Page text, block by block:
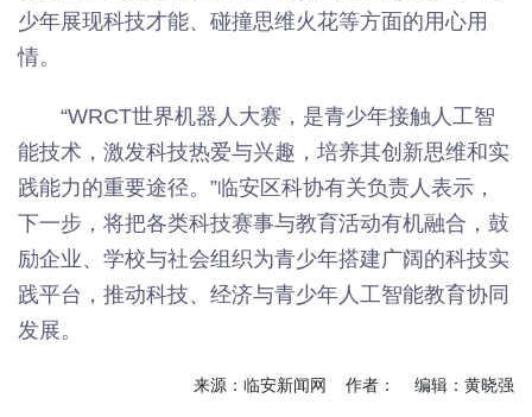
少年展现科技才能、碰撞思维火花等方面的用心用
情。
“WRCT世界机器人大赛，是青少年接触人工智
能技术，激发科技热爱与兴趣，培养其创新思维和实
践能力的重要途径。”临安区科协有关负责人表示，
下一步，将把各类科技赛事与教育活动有机融合，鼓
励企业、学校与社会组织为青少年搭建广阔的科技实
践平台，推动科技、经济与青少年人工智能教育协同
发展。
来源：临安新闻网 作者： 编辑：黄晓强